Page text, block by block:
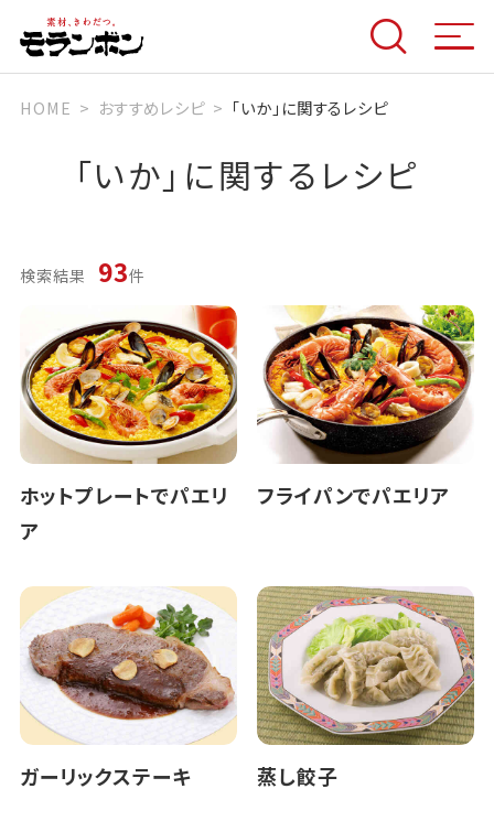
HOME おすすめレシピ 「いか」に関するレシピ
「いか 」に関するレシピ
検索結果 93件
ホットプレートでパエリ
ア
フライパンでパエリア
ガーリックステーキ 蒸し餃子